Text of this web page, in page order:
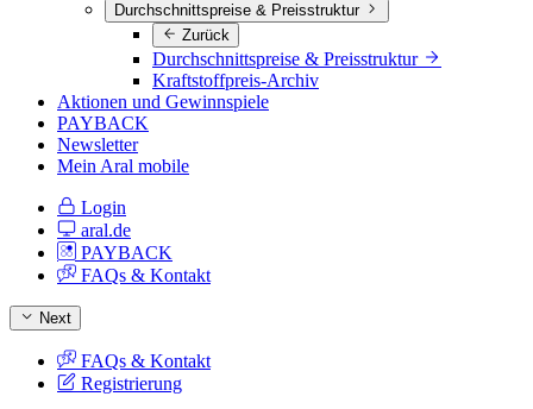
Durchschnittspreise & Preisstruktur
Zurück
Durchschnittspreise & Preisstruktur
Kraftstoffpreis-Archiv
Aktionen und Gewinnspiele
PAYBACK
Newsletter
Mein Aral mobile
Login
aral.de
PAYBACK
FAQs & Kontakt
Next
FAQs & Kontakt
Registrierung